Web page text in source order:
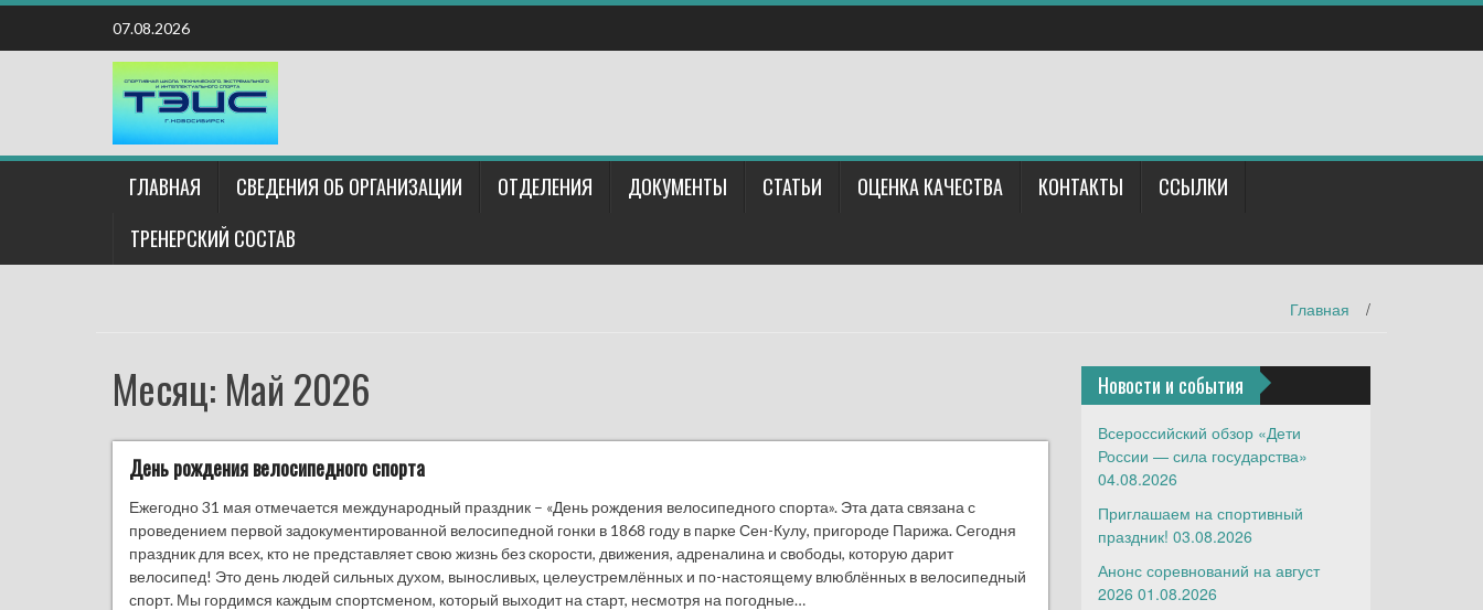
Наверх
07.08.2026
ГЛАВНАЯ СВЕДЕНИЯ ОБ ОРГАНИЗАЦИИ ОТДЕЛЕНИЯ ДОКУМЕНТЫ СТАТЬИ ОЦЕНКА КАЧЕСТВА КОНТАКТЫ
ССЫЛКИ
ТРЕНЕРСКИЙ СОСТАВ
Главная /
Месяц: Май 2026
День рождения велосипедного спорта
Ежегодно 31 мая отмечается международный праздник – «День рождения велосипедного спорта». Эта дата связана с
проведением первой задокументированной велосипедной гонки в 1868 году в парке Сен-Кулу, пригороде Парижа. Сегодня
праздник для всех, кто не представляет свою жизнь без скорости, движения, адреналина и свободы, которую дарит
велосипед! Это день людей сильных духом, выносливых, целеустремлённых и по-настоящему влюблённых в велосипедный
спорт. Мы гордимся каждым спортсменом, который выходит на старт, несмотря на погодные…
Новости и события
Всероссийский обзор «Дети
России — сила государства»
04.08.2026
Приглашаем на спортивный
праздник! 03.08.2026
Анонс соревнований на август
2026 01.08.2026